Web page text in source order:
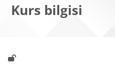
Kurs bilgisi